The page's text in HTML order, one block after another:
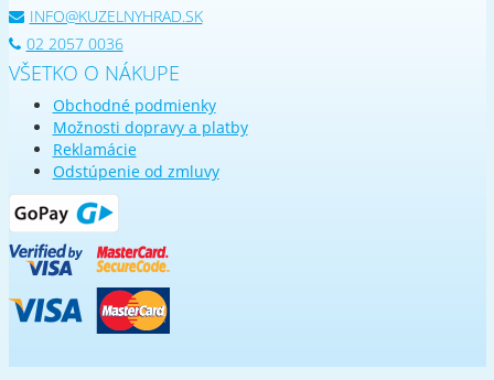
INFO@KUZELNYHRAD.SK
02 2057 0036
VŠETKO O NÁKUPE
Obchodné podmienky
Možnosti dopravy a platby
Reklamácie
Odstúpenie od zmluvy